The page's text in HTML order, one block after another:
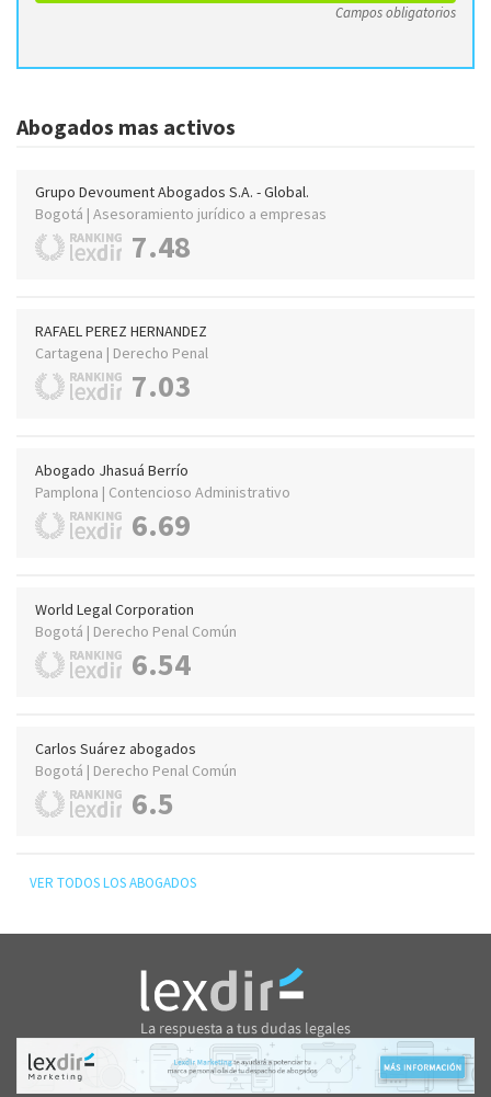
Campos obligatorios
Abogados mas activos
Grupo Devoument Abogados S.A. - Global.
Bogotá | Asesoramiento jurídico a empresas
7.48
RAFAEL PEREZ HERNANDEZ
Cartagena | Derecho Penal
7.03
Abogado Jhasuá Berrío
Pamplona | Contencioso Administrativo
6.69
World Legal Corporation
Bogotá | Derecho Penal Común
6.54
Carlos Suárez abogados
Bogotá | Derecho Penal Común
6.5
VER TODOS LOS ABOGADOS